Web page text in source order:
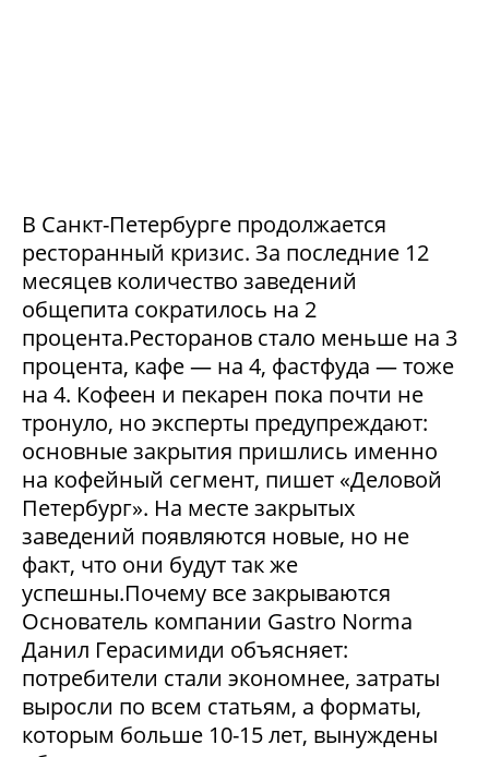
В Санкт-Петербурге продолжается
ресторанный кризис. За последние 12
месяцев количество заведений
общепита сократилось на 2
процента.Ресторанов стало меньше на 3
процента, кафе — на 4, фастфуда — тоже
на 4. Кофеен и пекарен пока почти не
тронуло, но эксперты предупреждают:
основные закрытия пришлись именно
на кофейный сегмент, пишет «Деловой
Петербург». На месте закрытых
заведений появляются новые, но не
факт, что они будут так же
успешны.Почему все закрываются
Основатель компании Gastro Norma
Данил Герасимиди объясняет:
потребители стали экономнее, затраты
выросли по всем статьям, а форматы,
которым больше 10-15 лет, вынуждены